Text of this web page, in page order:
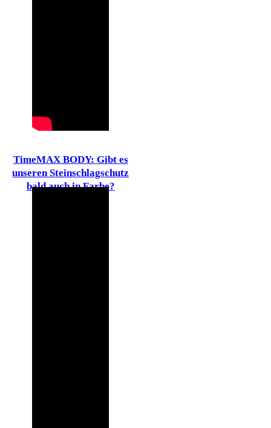
TimeMAX BODY: Gibt es
unseren Steinschlagschutz
bald auch in Farbe?